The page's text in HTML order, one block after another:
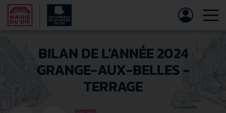
BILAN DE L'ANNÉE 2024
GRANGE-AUX-BELLES -
TERRAGE